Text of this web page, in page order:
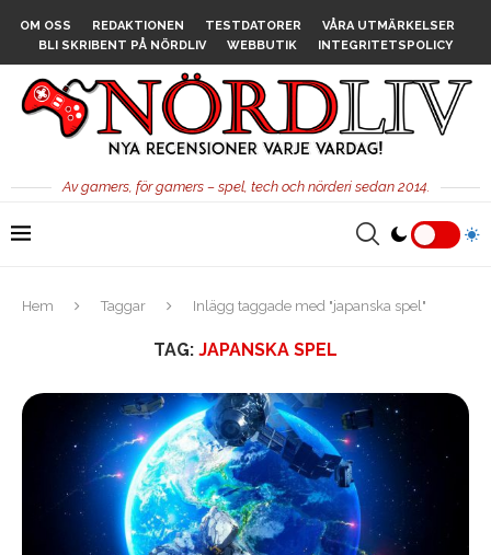
OM OSS REDAKTIONEN TESTDATORER
VÅRA UTMÄRKELSER
BLI SKRIBENT PÅ NÖRDLIV
WEBBUTIK INTEGRITETSPOLICY
Av gamers, för gamers – spel, tech och nörderi sedan 2014.
Hem Taggar Inlägg taggade med "japanska spel"
TAG: JAPANSKA SPEL